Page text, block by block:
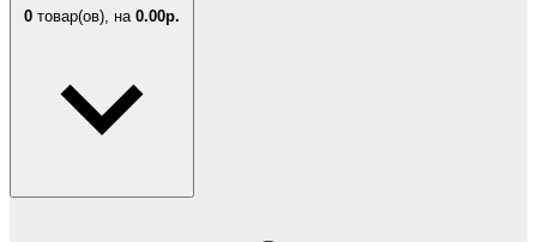
0 товар(ов), на 0.00р.